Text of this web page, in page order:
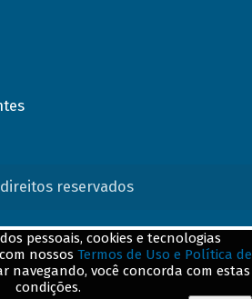
direitos reservados
pessoais, cookies e tecnologias
nossos Termos de Uso e Política de
navegando, você concorda com estas
condições.